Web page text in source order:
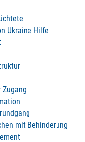
Ukraine Hilfe
Zugang
mit Behinderung